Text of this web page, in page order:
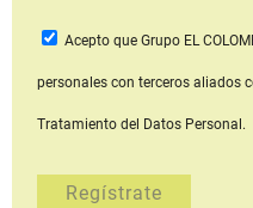
Acepto que Grupo EL
personales con terceros aliados
Tratamiento del Datos Personal.